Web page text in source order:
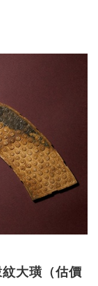
大璜（估價